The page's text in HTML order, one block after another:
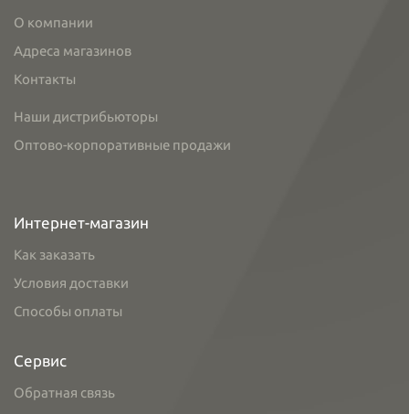
О компании
Адреса магазинов
Контакты
Наши дистрибьюторы
Оптово-корпоративные продажи
Интернет-магазин
Как заказать
Условия доставки
Способы оплаты
Сервис
Обратная связь